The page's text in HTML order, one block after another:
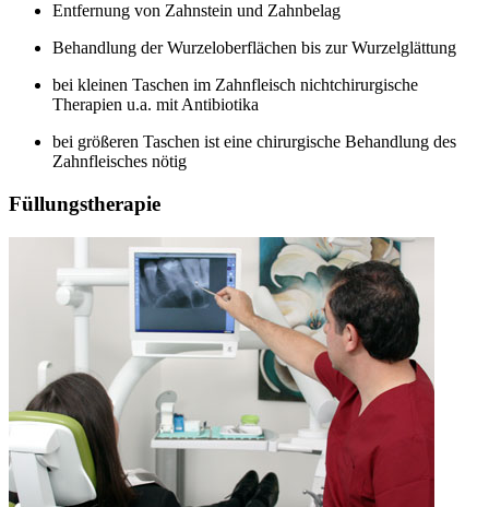
Entfernung von Zahnstein und Zahnbelag
Behandlung der Wurzeloberflächen bis zur Wurzelglättung
bei kleinen Taschen im Zahnfleisch nichtchirurgische
Therapien u.a. mit Antibiotika
bei größeren Taschen ist eine chirurgische Behandlung des
Zahnfleisches nötig
Füllungstherapie